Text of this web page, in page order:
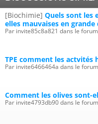
[Biochimie] Quels sont les
elles mauvaises en
Par invite85c8a821 dans le
TPE comment les actvités
Par invite6466464a dans le
Comment les olives sont-
Par invite4793db90 dans le